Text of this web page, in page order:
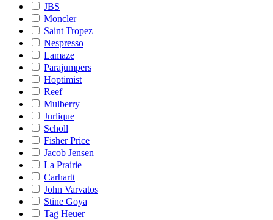
JBS
Moncler
Saint Tropez
Nespresso
Lamaze
Parajumpers
Hoptimist
Reef
Mulberry
Jurlique
Scholl
Fisher Price
Jacob Jensen
La Prairie
Carhartt
John Varvatos
Stine Goya
Tag Heuer